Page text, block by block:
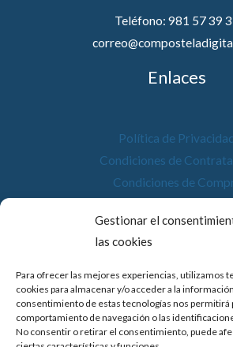
Gestionar el
las cookies
Para ofrecer las mejores experiencias, utilizamos
cookies para almacenar y/o acceder a la
consentimiento de estas tecnologías nos permitirá
comportamiento de navegación o las
No consentir o retirar el consentimiento, puede
Teléfono: 981 57 39
Enlaces
Política de
Condiciones de
Condiciones de
Política de Cookies
Accesibilidad
© 2026 Compostela